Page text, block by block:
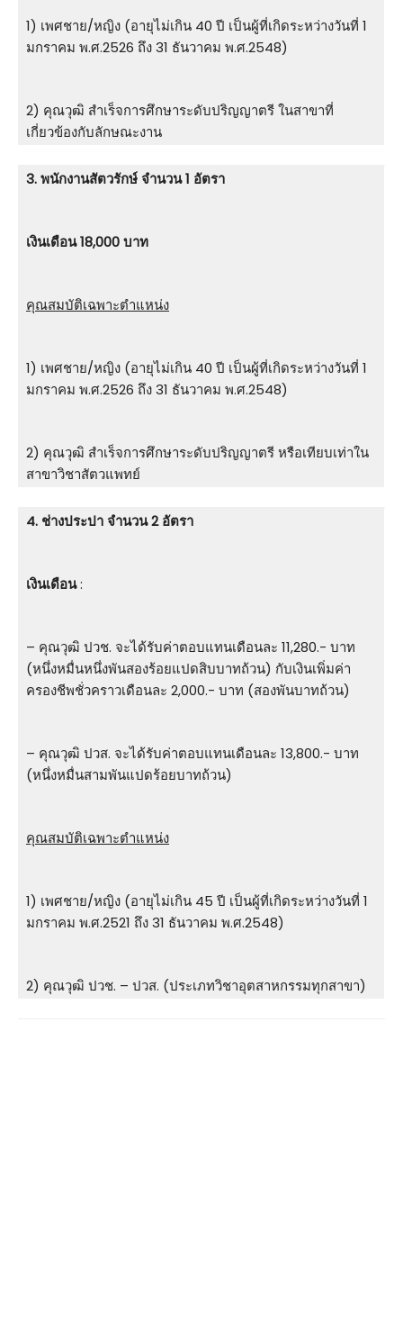
1) เพศชาย/หญิง (อายุไม่เกิน 40 ปี เป็นผู้ที่เกิดระหว่างวันที่ 1
มกราคม พ.ศ.2526 ถึง 31 ธันวาคม พ.ศ.2548)
2) คุณวุฒิ สําเร็จการศึกษาระดับปริญญาตรี ในสาขาที่
เกี่ยวข้องกับลักษณะงาน
3. พนักงานสัตวรักษ์ จำนวน 1 อัตรา
เงินเดือน 18,000 บาท
คุณสมบัติเฉพาะตำแหน่ง
1) เพศชาย/หญิง (อายุไม่เกิน 40 ปี เป็นผู้ที่เกิดระหว่างวันที่ 1
มกราคม พ.ศ.2526 ถึง 31 ธันวาคม พ.ศ.2548)
2) คุณวุฒิ สําเร็จการศึกษาระดับปริญญาตรี หรือเทียบเท่าใน
สาขาวิชาสัตวแพทย์
4. ช่างประปา จำนวน 2 อัตรา
เงินเดือน:
– คุณวุฒิ ปวช. จะได้รับค่าตอบแทนเดือนละ 11,280.- บาท
(หนึ่งหมื่นหนึ่งพันสองร้อยแปดสิบบาทถ้วน) กับเงินเพิ่มค่า
ครองชีพชั่วคราวเดือนละ 2,000.- บาท (สองพันบาทถ้วน)
– คุณวุฒิ ปวส. จะได้รับค่าตอบแทนเดือนละ 13,800.- บาท
(หนึ่งหมื่นสามพันแปดร้อยบาทถ้วน)
คุณสมบัติเฉพาะตำแหน่ง
1) เพศชาย/หญิง (อายุไม่เกิน 45 ปี เป็นผู้ที่เกิดระหว่างวันที่ 1
มกราคม พ.ศ.2521 ถึง 31 ธันวาคม พ.ศ.2548)
2) คุณวุฒิ ปวช. – ปวส. (ประเภทวิชาอุตสาหกรรมทุกสาขา)